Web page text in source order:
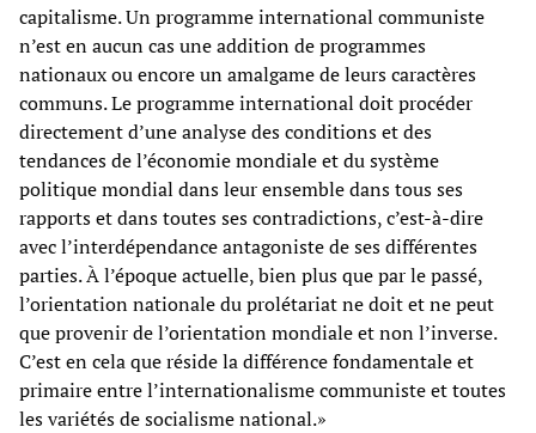
capitalisme. Un programme international communiste
n’est en aucun cas une addition de programmes
nationaux ou encore un amalgame de leurs caractères
communs. Le programme international doit procéder
directement d’une analyse des conditions et des
tendances de l’économie mondiale et du système
politique mondial dans leur ensemble dans tous ses
rapports et dans toutes ses contradictions, c’est-à-dire
avec l’interdépendance antagoniste de ses différentes
parties. À l’époque actuelle, bien plus que par le passé,
l’orientation nationale du prolétariat ne doit et ne peut
que provenir de l’orientation mondiale et non l’inverse.
C’est en cela que réside la différence fondamentale et
primaire entre l’internationalisme communiste et toutes
les variétés de socialisme national.»